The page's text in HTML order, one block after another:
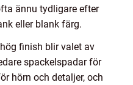
ännu tydligare efter
eller blank färg.
finish blir valet av
spackelspadar för
hörn och detaljer, och